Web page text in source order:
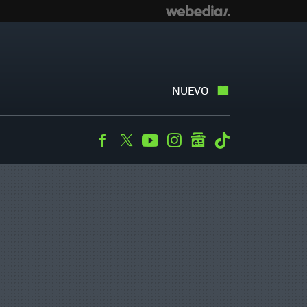
NUEVO
Facebook
TwitterYoutubeInstagramgooglenews